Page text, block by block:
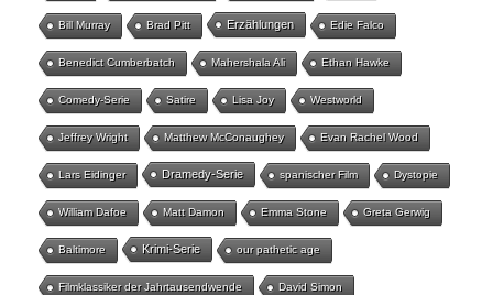
Bill Murray Brad Pitt Erzählungen Edie Falco
Benedict Cumberbatch Mahershala Ali Ethan Hawke
Comedy-Serie Satire Lisa Joy Westworld
Jeffrey Wright Matthew McConaughey Evan Rachel Wood
Lars Eidinger Dramedy-Serie spanischer Film Dystopie
William Dafoe Matt Damon Emma Stone Greta Gerwig
Baltimore Krimi-Serie our pathetic age
Filmklassiker der Jahrtausendwende David Simon